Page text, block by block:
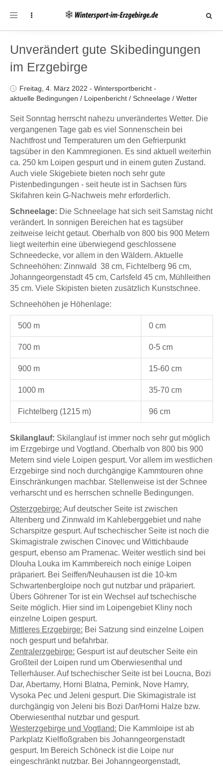
Toggle
Unverändert gute Skibedingungen
im Erzgebirge
Freitag, 4. März 2022 - Wintersportbericht -
aktuelle Bedingungen / Loipenbericht / Schneelage / Wetter
Seit Sonntag herrscht nahezu unverändertes Wetter. Die
vergangenen Tage gab es viel Sonnenschein bei
Nachtfrost und Temperaturen um den Gefrierpunkt
tagsüber in den Kammregionen. Es sind aktuell weiterhin
ca. 250 km Loipen gespurt und in einem guten Zustand.
Auch viele Skigebiete bieten noch sehr gute
Pistenbedingungen - seit heute ist in Sachsen fürs
Skifahren kein G-Nachweis mehr erforderlich.
Schneelage: Die Schneelage hat sich seit Samstag nicht
verändert. In sonnigen Bereichen hat es tagsüber
zeitweise leicht getaut. Oberhalb von 800 bis 900 Metern
liegt weiterhin eine überwiegend geschlossene
Schneedecke, vor allem in den Wäldern. Aktuelle
Schneehöhen: Zinnwald 38 cm, Fichtelberg 96 cm,
Johanngeorgenstadt 45 cm, Carlsfeld 45 cm, Mühlleithen
35 cm. Viele Skipisten bieten zusätzlich Kunstschnee.
Schneehöhen je Höhenlage:
500 m 0 cm
700 m 0-5 cm
900 m 15-60 cm
1000 m 35-70 cm
Fichtelberg (1215 m) 96 cm
Skilanglauf: Skilanglauf ist immer noch sehr gut möglich
im Erzgebirge und Vogtland. Oberhalb von 800 bis 900
Metern sind viele Loipen gespurt. Vor allem im westlichen
Erzgebirge sind noch durchgängige Kammtouren ohne
Einschränkungen machbar. Stellenweise ist der Schnee
verharscht und es herrschen schnelle Bedingungen.
Osterzgebirge: Auf deutscher Seite ist zwischen
Altenberg und Zinnwald im Kahleberggebiet und nahe
Scharspitze gespurt. Auf tschechischer Seite ist noch die
Skimagistrale zwischen Cinovec und Wittichbaude
gespurt, ebenso am Pramenac. Weiter westlich sind bei
Dlouha Louka im Kammbereich noch einige Loipen
präpariert. Bei Seiffen/Neuhausen ist die 10-km
Schwartenbergloipe noch gut nutzbar und präpariert.
Übers Göhrener Tor ist ein Wechsel auf tschechische
Seite möglich. Hier sind im Loipengebiet Kliny noch
einzelne Loipen gespurt.
Mittleres Erzgebirge: Bei Satzung sind einzelne Loipen
noch gespurt und befahrbar.
Zentralerzgebirge: Gespurt ist auf deutscher Seite ein
Großteil der Loipen rund um Oberwiesenthal und
Tellerhäuser. Auf tschechischer Seite ist bei Loucna, Bozi
Dar, Abertamy, Horni Blatna, Pernink, Nove Hamry,
Vysoka Pec und Jeleni gespurt. Die Skimagistrale ist
durchgängig von Jeleni bis Bozi Dar/Horni Halze bzw.
Oberwiesenthal nutzbar und gespurt.
Westerzgebirge und Vogtland: Die Kammloipe ist ab
Parkplatz Kielfloßgraben bis Johanngeorgenstadt
gespurt. Im Bereich Schöneck ist die Loipe nur
eingeschränkt nutzbar. Bei Johanngeorgenstadt,